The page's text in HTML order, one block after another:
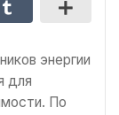
энергии
для
По